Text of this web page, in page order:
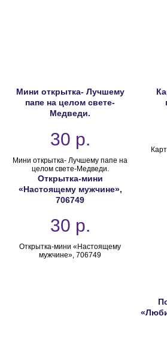
Мини открытка- Лучшему
папе на целом свете-
Медведи.
30 р.
Мини открытка- Лучшему папе на
целом свете-Медведи.
Открытка-мини
«Настоящему мужчине»,
706749
30 р.
Открытка-мини «Настоящему
мужчине», 706749